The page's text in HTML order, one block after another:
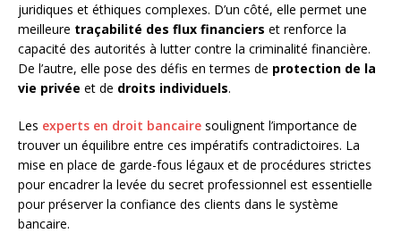
juridiques et éthiques complexes. D’un côté, elle permet une
meilleure traçabilité des flux financiers et renforce la
capacité des autorités à lutter contre la criminalité financière.
De l’autre, elle pose des défis en termes de protection de la
vie privée et de droits individuels.
Les experts en droit bancaire soulignent l’importance de
trouver un équilibre entre ces impératifs contradictoires. La
mise en place de garde-fous légaux et de procédures strictes
pour encadrer la levée du secret professionnel est essentielle
pour préserver la confiance des clients dans le système
bancaire.